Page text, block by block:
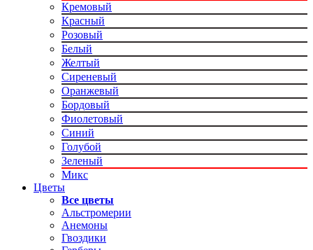
Кремовый
Красный
Розовый
Белый
Желтый
Сиреневый
Оранжевый
Бордовый
Фиолетовый
Синий
Голубой
Зеленый
Микс
Цветы
Все цветы
Альстромерии
Анемоны
Гвоздики